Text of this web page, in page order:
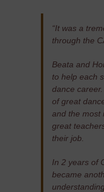
“It was a
through the
Beata and
to help each
dance
of great
and the most
great
their job.
In 2 years of
became